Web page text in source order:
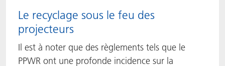
Le recyclage sous le feu des
projecteurs
Il est à noter que des règlements tels que le
PPWR ont une profonde incidence sur la